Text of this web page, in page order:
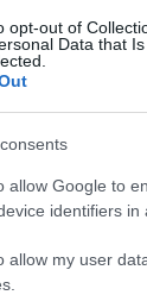
opt-out of
Data that
allow Google to
identifiers in
allow my user
éppen a
ne
tehetik.
járművük
hogy a
is